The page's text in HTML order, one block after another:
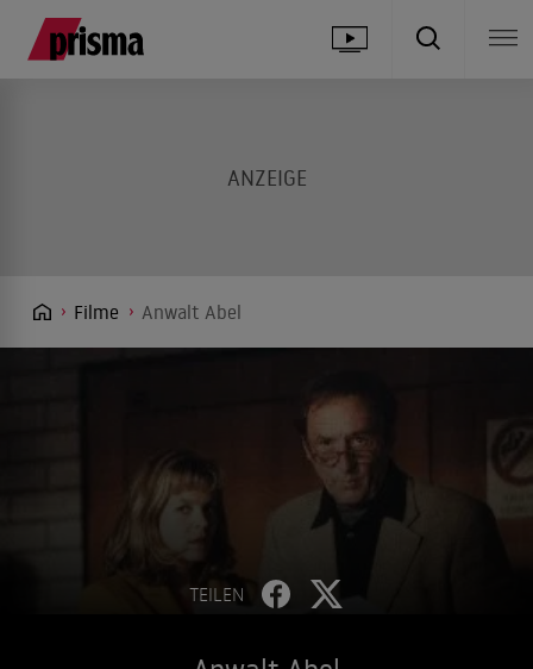
Filme Anwalt Abel
TEILEN